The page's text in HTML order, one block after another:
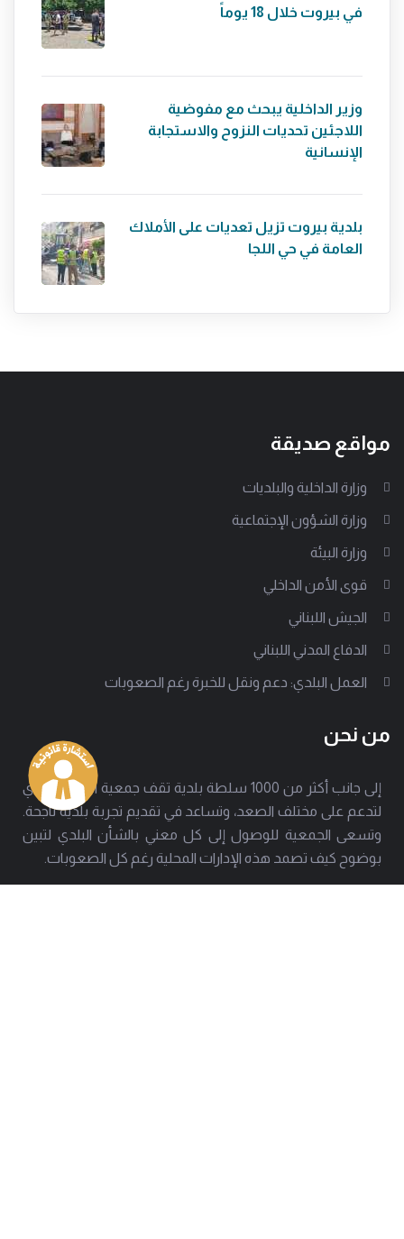
في بيروت خلال 18 يوماً
وزير الداخلية يبحث مع مفوضية
اللاجئين تحديات النزوح والاستجابة
الإنسانية
بلدية بيروت تزيل تعديات على الأملاك
العامة في حي اللجا
مواقع صديقة
وزارة الداخلية والبلديات
وزارة الشؤون الإجتماعية
وزارة البيئة
قوى الأمن الداخلي
الجيش اللبناني
الدفاع المدني اللبناني
العمل البلدي: دعم ونقل للخبرة رغم الصعوبات
من نحن
إلى جانب أكثر من 1000 سلطة بلدية تقف جمعية العمل البلدي
لتدعم على مختلف الصعد، وتساعد في تقديم تجربة بلدية ناجحة.
وتسعى الجمعية للوصول إلى كل معني بالشأن البلدي لتبين
بوضوح كيف تصمد هذه الإدارات المحلية رغم كل الصعوبات.